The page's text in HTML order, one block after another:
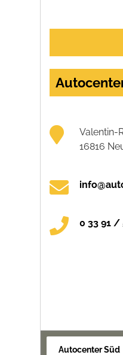
Valentin-
16816
0 33 91 /
Autocenter Süd